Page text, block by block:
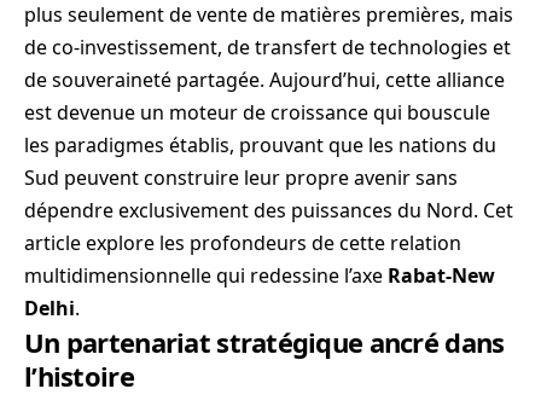
plus seulement de vente de matières premières, mais
de co-investissement, de transfert de technologies et
de souveraineté partagée. Aujourd’hui, cette alliance
est devenue un moteur de croissance qui bouscule
les paradigmes établis, prouvant que les nations du
Sud peuvent construire leur propre avenir sans
dépendre exclusivement des puissances du Nord. Cet
article explore les profondeurs de cette relation
multidimensionnelle qui redessine l’axe Rabat-New
Delhi.
Un partenariat stratégique ancré dans
l’histoire